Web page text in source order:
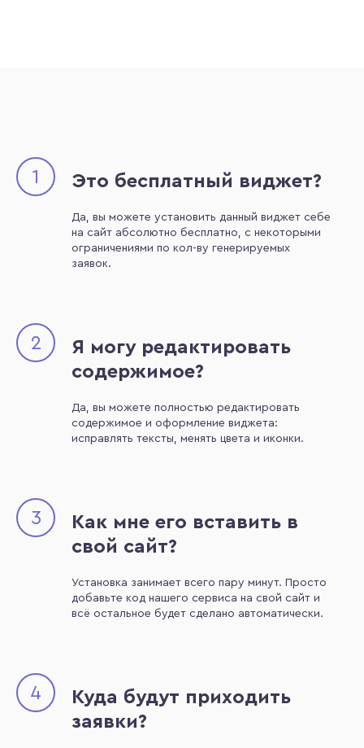
1 Это бесплатный виджет?
Да, вы можете установить данный виджет себе
на сайт абсолютно бесплатно, с некоторыми
ограничениями по кол-ву генерируемых
заявок.
2
Я могу редактировать
содержимое?
Да, вы можете полностью редактировать
содержимое и оформление виджета:
исправлять тексты, менять цвета и иконки.
3
Как мне его вставить в
свой сайт?
Установка занимает всего пару минут. Просто
добавьте код нашего сервиса на свой сайт и
всё остальное будет сделано автоматически.
4
Куда будут приходить
заявки?